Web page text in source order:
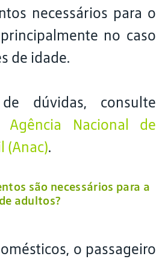
necessários para o
no caso
de idade.
dúvidas, consulte
Agência Nacional de
(Anac).
são necessários para a
adultos?
o passageiro